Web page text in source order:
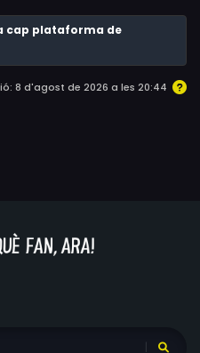
cap plataforma de
8 d'agost de 2026 a les 20:44